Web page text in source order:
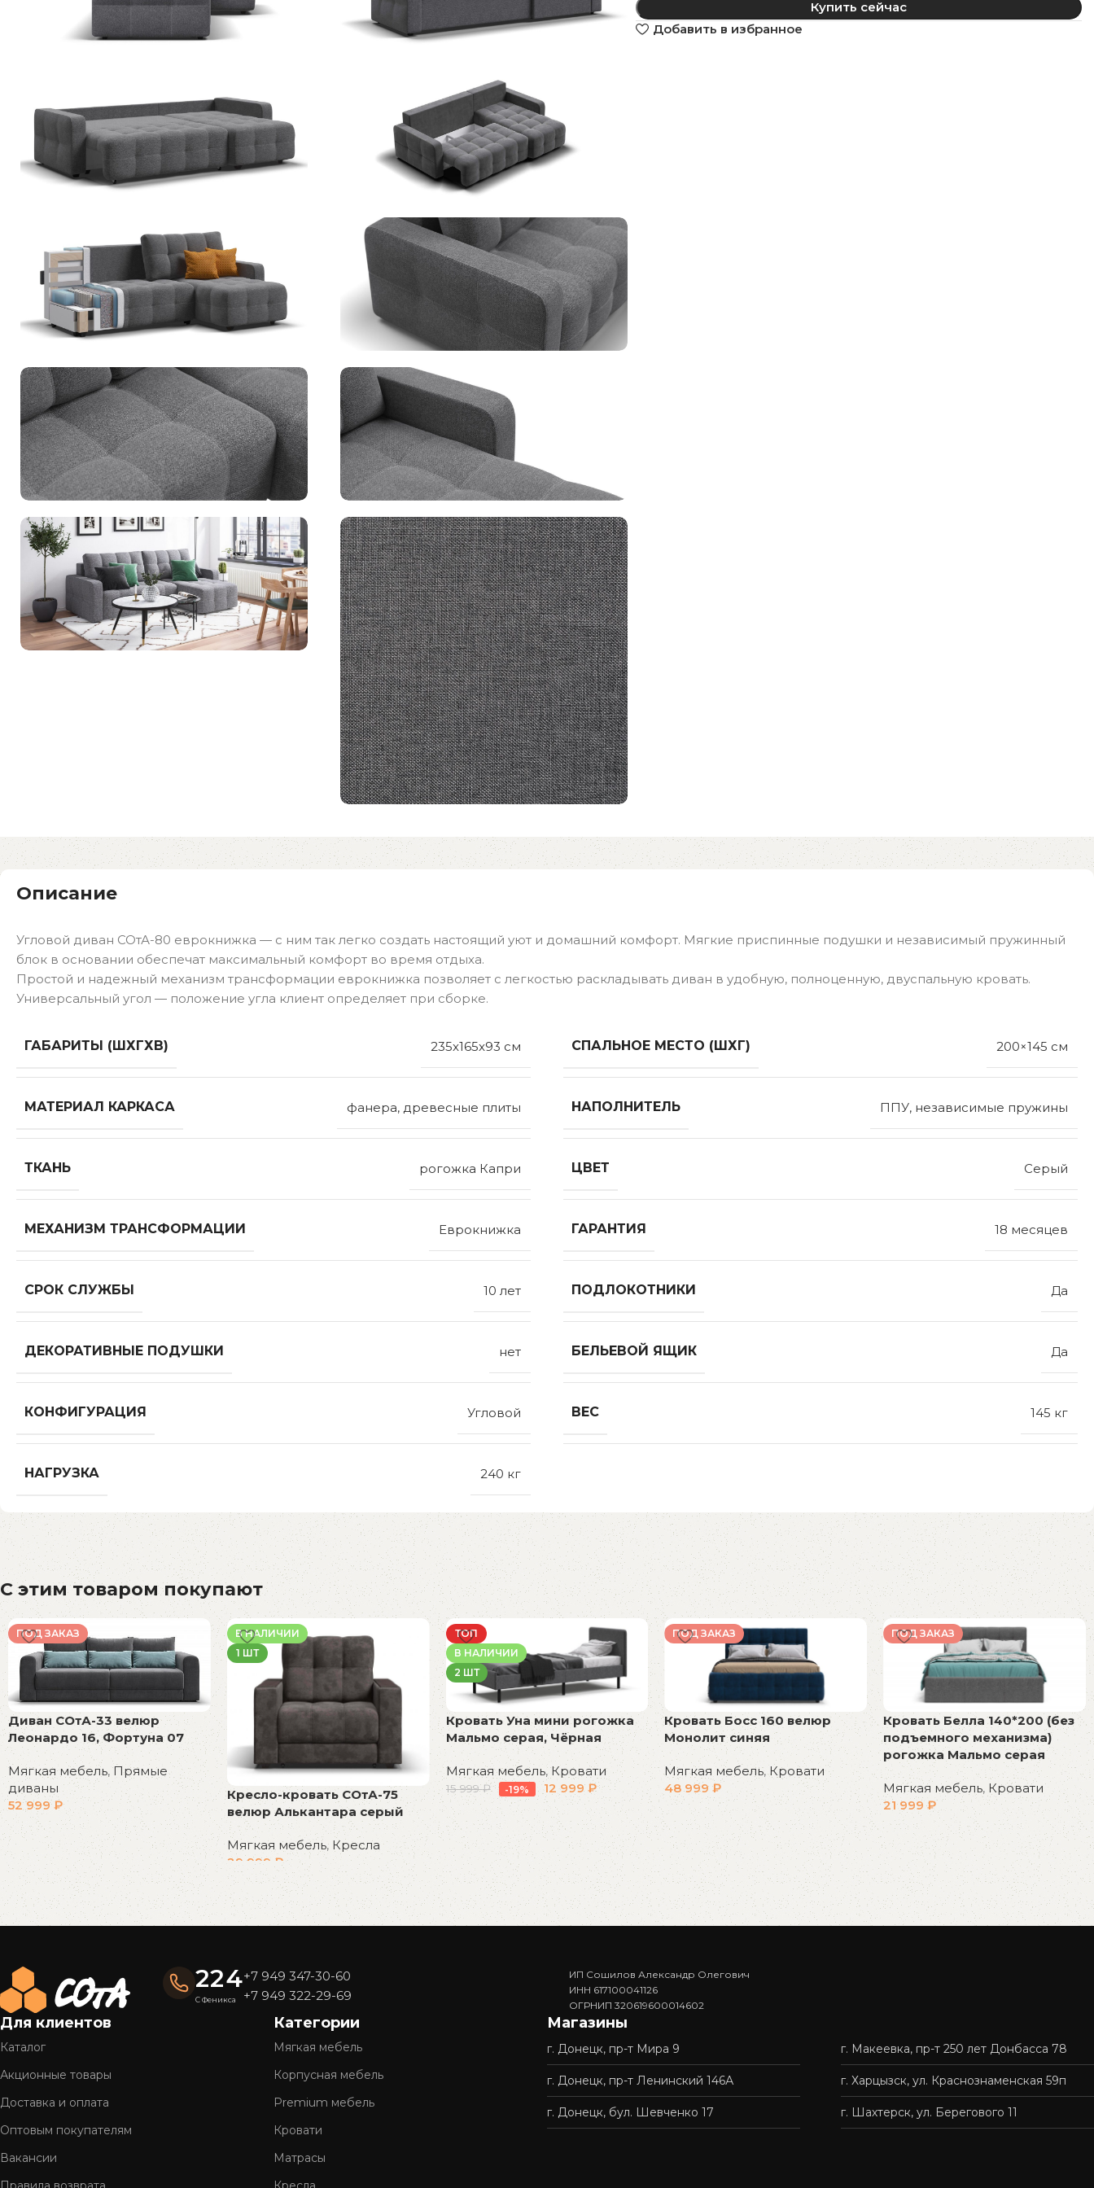
Купить сейчас
Добавить в избранное
Описание
Угловой диван СОтА-80 еврокнижка — с ним так легко создать настоящий уют и домашний комфорт. Мягкие приспинные подушки и независимый пружинный
блок в основании обеспечат максимальный комфорт во время отдыха.
Простой и надежный механизм трансформации еврокнижка позволяет с легкостью раскладывать диван в удобную, полноценную, двуспальную кровать.
Универсальный угол — положение угла клиент определяет при сборке.
ГАБАРИТЫ (ШХГХВ) 235x165x93 см СПАЛЬНОЕ МЕСТО (ШХГ) 200×145 см
МАТЕРИАЛ КАРКАСА фанера, древесные плиты НАПОЛНИТЕЛЬ ППУ, независимые пружины
ТКАНЬ рогожка Капри ЦВЕТ Серый
МЕХАНИЗМ ТРАНСФОРМАЦИИ Еврокнижка ГАРАНТИЯ 18 месяцев
СРОК СЛУЖБЫ 10 лет ПОДЛОКОТНИКИ Да
ДЕКОРАТИВНЫЕ ПОДУШКИ нет БЕЛЬЕВОЙ ЯЩИК Да
КОНФИГУРАЦИЯ Угловой ВЕС 145 кг
НАГРУЗКА 240 кг
С этим товаром покупают
ПОД ЗАКАЗ
Диван СОтА-33 велюр
Леонардо 16, Фортуна 07
Мягкая мебель,Прямые
диваны
52 999₽
В корзину
В НАЛИЧИИ
1 ШТ
Кресло-кровать СОтА-75
велюр Алькантара серый
Мягкая мебель, Кресла
29 999 ₽
В корзину
ТОП
В НАЛИЧИИ
2 ШТ
Кровать Уна мини рогожка
Мальмо серая, Чёрная
Мягкая мебель,Кровати
15 999₽ -19% 12 999₽
В корзину
ПОД ЗАКАЗ
Кровать Босс 160 велюр
Монолит синяя
Мягкая мебель,Кровати
48 999₽
В корзину
ПОД ЗАКАЗ
Кровать Белла 140*200 (без
подъемного механизма)
рогожка Мальмо серая
Мягкая мебель, Кровати
21 999₽
В корзину
Read More
224
С Феникса
+7 949 347-30-60
+7 949 322-29-69
ИП Сошилов Александр Олегович
ИНН 617100041126
ОГРНИП 320619600014602
Для клиентов
Каталог
Акционные товары
Доставка и оплата
Оптовым покупателям
Вакансии
Категории
Мягкая мебель
Корпусная мебель
Premium мебель
Кровати
Матрасы
Магазины
г. Донецк, пр-т Мира 9
г. Донецк, пр-т Ленинский 146А
г. Донецк, бул. Шевченко 17
г. Макеевка, пр-т 250 лет Донбасса 78
г. Харцызск, ул. Краснознаменская 59п
г. Шахтерск, ул. Берегового 11